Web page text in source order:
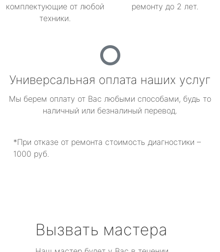
комплектующие от любой
техники.
ремонту до 2 лет.
Универсальная оплата наших услуг
Мы берем оплату от Вас любыми способами, будь то
наличный или безналиный перевод.
*При отказе от ремонта стоимость диагностики –
1000 руб.
Вызвать мастера